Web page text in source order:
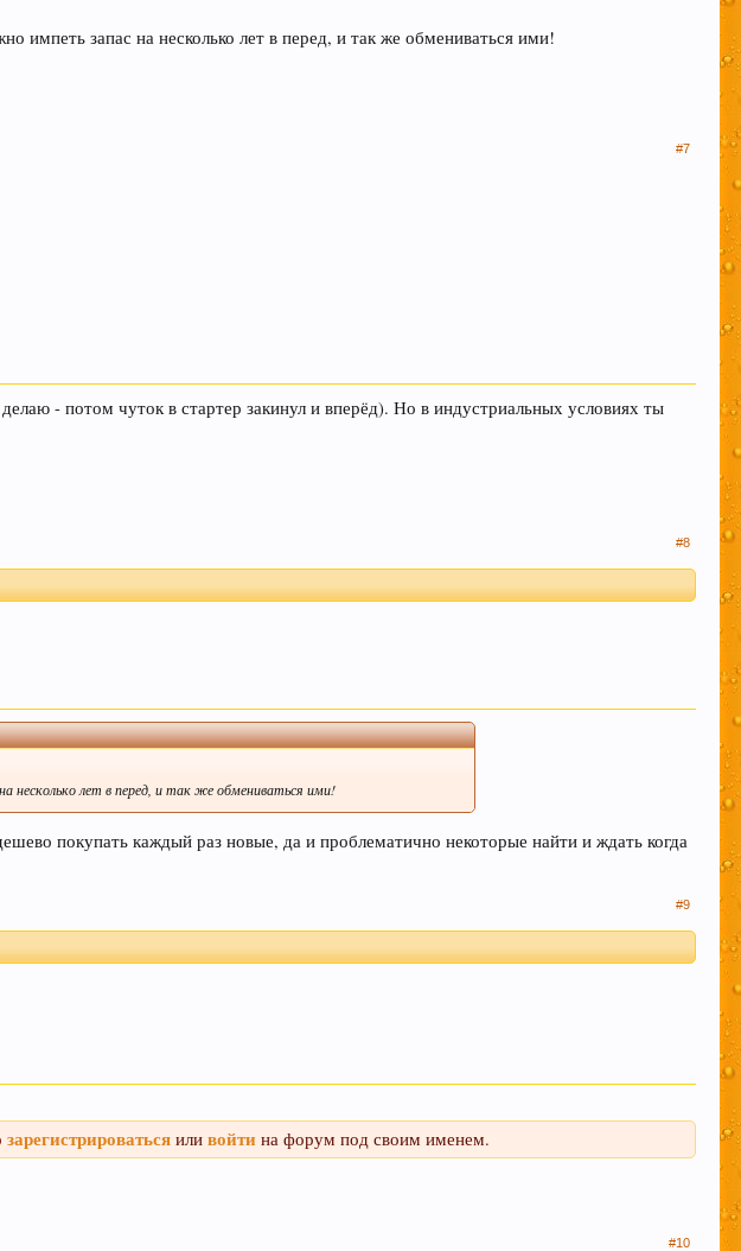
импеть запас на несколько лет в перед, и так же обмениваться ими!
#7
- потом чуток в стартер закинул и вперёд). Но в индустриальных условиях ты
#8
несколько лет в перед, и так же обмениваться ими!
покупать каждый раз новые, да и проблематично некоторые найти и ждать когда
#9
зарегистрироватьсяили войтина форум под своим именем.
#10